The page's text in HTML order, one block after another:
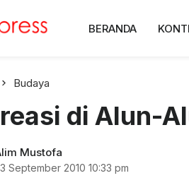
Komentar
BERANDA
Budaya
di Alun-
Mustofa
September 2010 10:33 pm